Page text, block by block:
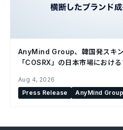
AnyMind Group、韓国発スキ
「COSRX」の日本市場におけ
Aug 4, 2026
Press Release
AnyMind Group